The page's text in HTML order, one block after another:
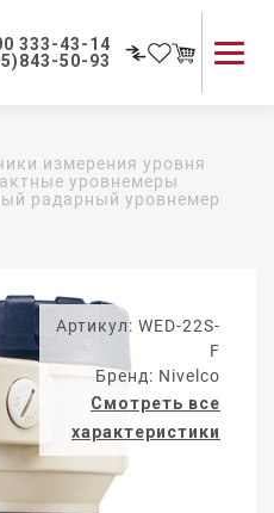
333-43-14
50-93
Применение приборов
Как мы работаем
измерения уровня
уровнемеры
радарный уровнемер
Артикул: WED-22S-
F
Бренд: Nivelco
Смотреть все
характеристики